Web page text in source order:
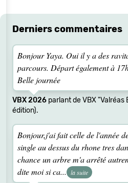
Derniers commentaires
Bonjour Yaya. Oui il y a des
parcours. Départ également à
Belle journée
VBX 2026 parlant de VBX
édition).
Bonjour,j'ai fait celle de l'année
single au dessus du rhone tres
chance un arbre m'a arrêté
dite moi si ca...
la suite